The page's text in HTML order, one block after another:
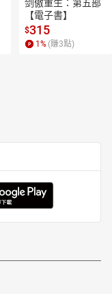
剑傲重生：第五部
【電子書】
$315
1 % (賺3點)